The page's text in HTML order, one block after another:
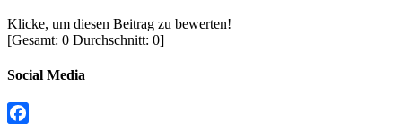
Klicke, um diesen Beitrag zu bewerten!
[Gesamt: 0 Durchschnitt: 0]
Social Media